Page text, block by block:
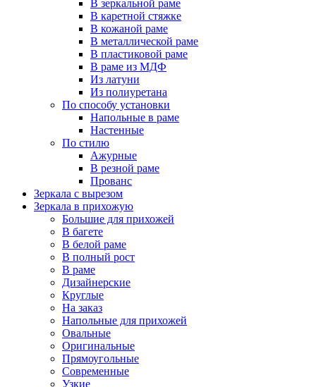
В зеркальной раме
В каретной стяжке
В кожаной раме
В металлической раме
В пластиковой раме
В раме из МДФ
Из латуни
Из полиуретана
По способу установки
Напольные в раме
Настенные
По стилю
Ажурные
В резной раме
Прованс
Зеркала с вырезом
Зеркала в прихожую
Большие для прихожей
В багете
В белой раме
В полный рост
В раме
Дизайнерские
Круглые
На заказ
Напольные для прихожей
Овальные
Оригинальные
Прямоугольные
Современные
Узкие